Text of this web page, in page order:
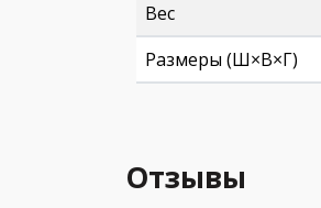
Вес
Размеры (Ш×В×Г)
Отзывы